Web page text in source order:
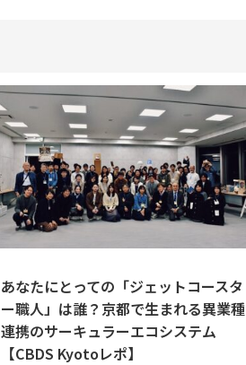
あなたにとっての「ジェットコースタ
ー職人」は誰？京都で生まれる異業種
連携のサーキュラーエコシステム
【CBDS Kyotoレポ】